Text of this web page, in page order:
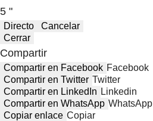
5 "
Directo
Cancelar
Cerrar
Compartir
Compartir en Facebook Facebook
Compartir en Twitter Twitter
Compartir en LinkedIn Linkedin
Compartir en WhatsApp WhatsApp
Copiar enlace Copiar